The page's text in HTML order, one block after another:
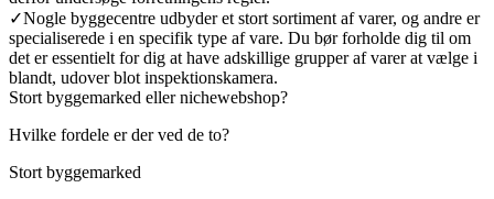
✓Nogle byggecentre udbyder et stort sortiment af varer, og andre er
specialiserede i en specifik type af vare. Du bør forholde dig til om
det er essentielt for dig at have adskillige grupper af varer at vælge i
blandt, udover blot inspektionskamera.
Stort byggemarked eller nichewebshop?
Hvilke fordele er der ved de to?
Stort byggemarked